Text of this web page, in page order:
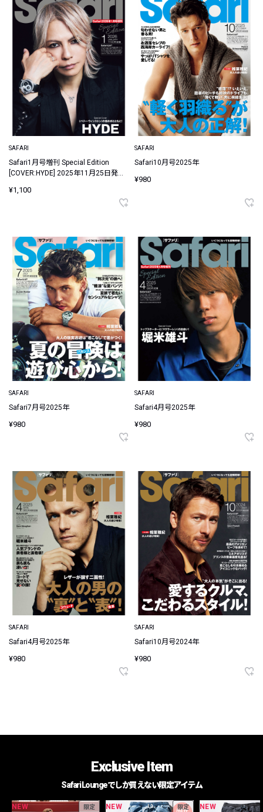
SAFARI
Safari1月号増刊 Special Edition
[COVER:HYDE] 2025年11月25日発売
¥1,100
SAFARI
Safari10月号2025年
¥980
SAFARI
Safari7月号2025年
¥980
SAFARI
Safari4月号2025年
¥980
SAFARI
Safari4月号2025年
¥980
SAFARI
Safari10月号2024年
¥980
Exclusive Item
Safari Loungeでしか買えない限定アイテム
NEW 限定 NEW 限定 NEW